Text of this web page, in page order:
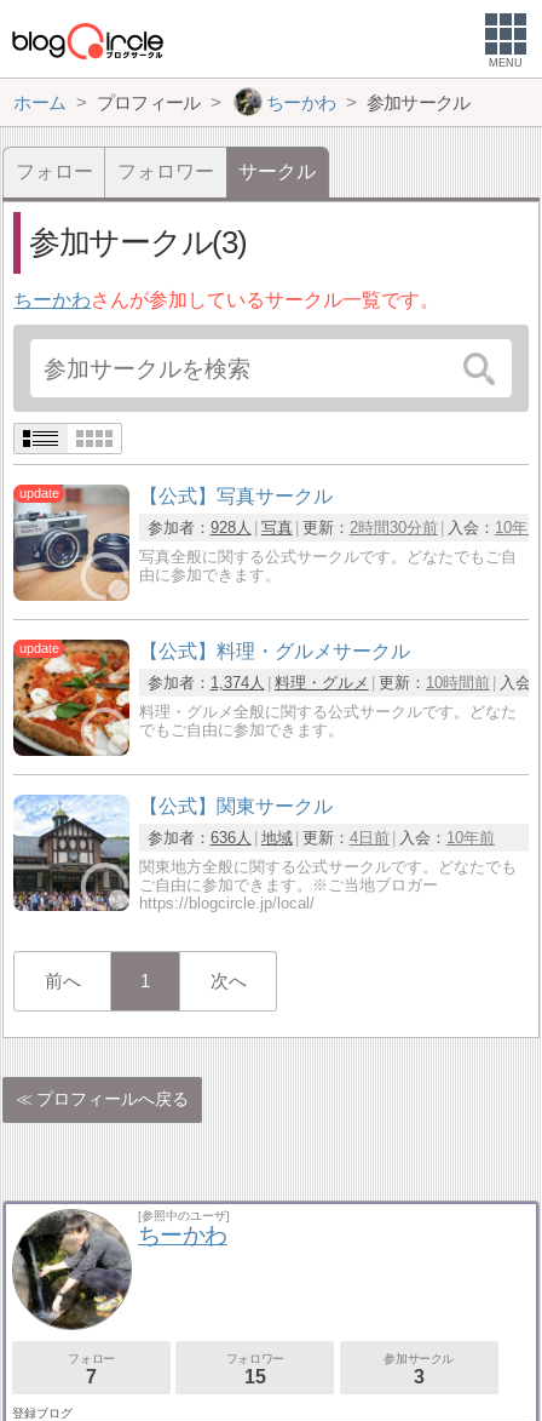
MENU
ホーム プロフィール ちーかわ 参加サークル
フォロー フォロワー サークル
参加サークル(3)
ちーかわさんが参加しているサークル一覧です。
【公式】写真サークル
参加者： 928人 写真 更新： 2時間30分前 入会： 10年前
写真全般に関する公式サークルです。どなたでもご自
由に参加できます。
【公式】料理・グルメサークル
参加者： 1,374人 料理・グルメ 更新： 10時間前
入会
料理・グルメ全般に関する公式サークルです。どなた
でもご自由に参加できます。
【公式】関東サークル
参加者： 636人 地域 更新： 4日前 入会： 10年前
関東地方全般に関する公式サークルです。どなたでも
ご自由に参加できます。※ご当地ブロガー
https://blogcircle.jp/local/
前へ 1 次へ
プロフィールへ戻る
[参照中のユーザ]
ちーかわ
フォロー
7
フォロワー
15
参加サークル
3
登録ブログ